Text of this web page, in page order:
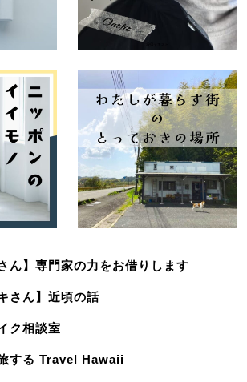
ん】専門家の力をお借りします
さん】近頃の話
ク相談室
する Travel Hawaii